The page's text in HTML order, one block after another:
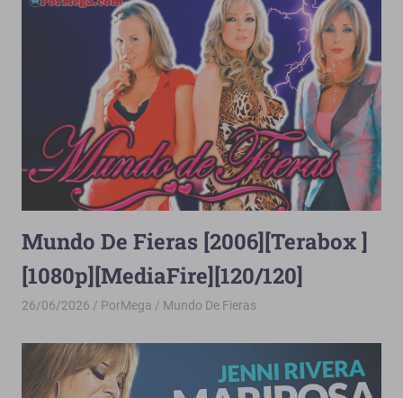
Mundo De Fieras [2006][Terabox ]
[1080p][MediaFire][120/120]
26/06/2026 PorMega Mundo De Fieras